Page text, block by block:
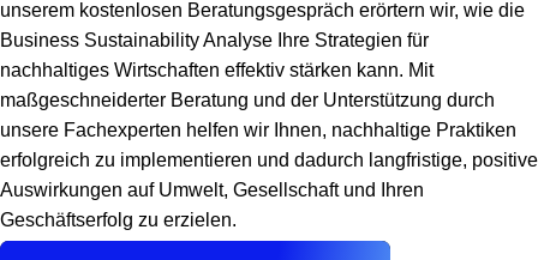
unserem kostenlosen Beratungsgespräch erörtern wir, wie die
Business Sustainability Analyse Ihre Strategien für
nachhaltiges Wirtschaften effektiv stärken kann. Mit
maßgeschneiderter Beratung und der Unterstützung durch
unsere Fachexperten helfen wir Ihnen, nachhaltige Praktiken
erfolgreich zu implementieren und dadurch langfristige, positive
Auswirkungen auf Umwelt, Gesellschaft und Ihren
Geschäftserfolg zu erzielen.